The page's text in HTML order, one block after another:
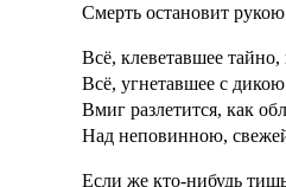
Смерть остановит
Всё, клеветавшее тайно,
Всё, угнетавшее с
Вмиг разлетится, как
Над неповинною,
Если же кто-нибудь